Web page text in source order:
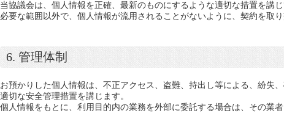
当協議会は、個人情報を正確、最新のものにするような適切な措置を講
必要な範囲以外で、個人情報が流用されることがないように、契約を取
6. 管理体制
お預かりした個人情報は、不正アクセス、盗難、持出し等による、紛失
適切な安全管理措置を講じます。
個人情報をもとに、利用目的内の業務を外部に委託する場合は、その業